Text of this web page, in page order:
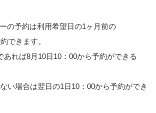
の予約は利用希望日の1ヶ月前の
できます。
あれば8月10日10：00から予約ができる
い場合は翌日の1日10：00から予約ができ